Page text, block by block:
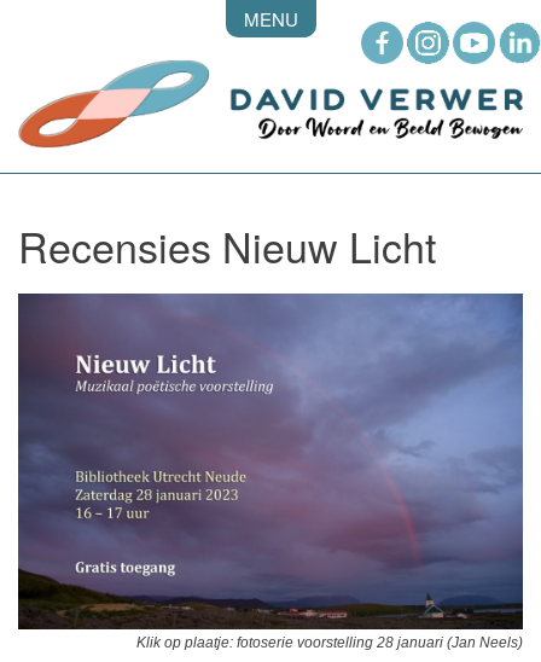
MENU
Recensies Nieuw Licht
Klik op plaatje: fotoserie voorstelling 28 januari (Jan Neels)